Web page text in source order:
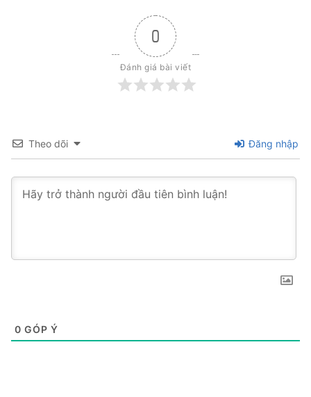
0
Đánh giá bài viết
Theo dõi Đăng nhập
0 GÓP Ý